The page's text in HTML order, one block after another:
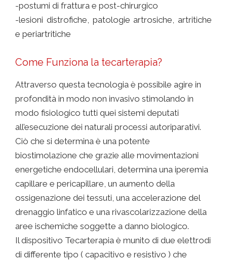
-postumi di frattura e post-chirurgico
-lesioni distrofiche, patologie artrosiche, artritiche
e periartritiche
Come Funziona la tecarterapia?
Attraverso questa tecnologia è possibile agire in
profondità in modo non invasivo stimolando in
modo fisiologico tutti quei sistemi deputati
all’esecuzione dei naturali processi autoriparativi.
Ciò che si determina è una potente
biostimolazione che grazie alle movimentazioni
energetiche endocellulari, determina una iperemia
capillare e pericapillare, un aumento della
ossigenazione dei tessuti, una accelerazione del
drenaggio linfatico e una rivascolarizzazione della
aree ischemiche soggette a danno biologico.
Il dispositivo Tecarterapia è munito di due elettrodi
di differente tipo ( capacitivo e resistivo ) che